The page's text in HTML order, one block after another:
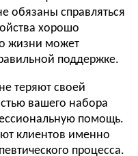
обязаны справляться
хорошо
жизни может
поддержке.
теряют своей
вашего набора
помощь.
клиентов именно
процесса.